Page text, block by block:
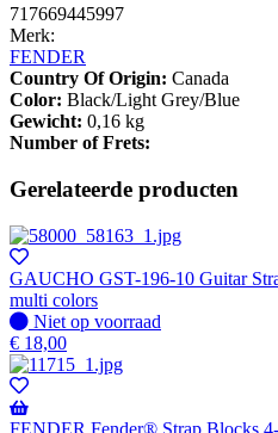
717669445997
Merk:
FENDER
Country Of Origin: Canada
Color: Black/Light Grey/Blue
Gewicht: 0,16 kg
Number of Frets:
Gerelateerde producten
GAUCHO GST-196-10 Guitar
multi colors
Niet
op
voorraad
Niet op voorraad
€ 18,00
FENDER Fender® Strap Blocks